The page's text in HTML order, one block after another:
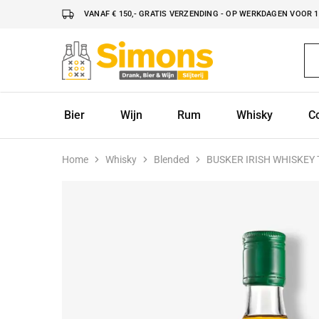
VANAF € 150,- GRATIS VERZENDING - OP WERKDAGEN VOOR
Simonsdrank.nl
Drank,
Bier
Bier
Wijn Rum Whisky
Home Whisky Blended BUSKER IRISH WHISKEY